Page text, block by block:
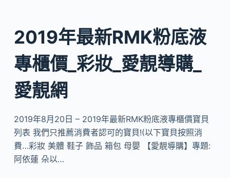
2019年最新RMK粉底液
專櫃價_彩妝_愛靚導購_
愛靚網
2019年8月20日 – 2019年最新RMK粉底液專櫃價寶貝
列表 我們只推薦消費者認可的寶貝!(以下寶貝按照消
費…彩妝 美體 鞋子 飾品 箱包 母嬰 【愛靚導購】專題:
阿依蓮 朵以…